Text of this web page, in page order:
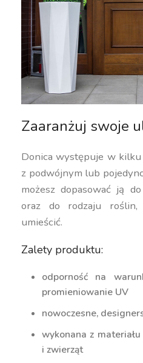
Zaaranżuj swoje
Donica występuje w
z podwójnym lub
możesz dopasować ją
oraz do rodzaju
umieścić.
Zalety produktu:
odporność na
promieniowanie UV
nowoczesne,
wykonana z
i zwierząt